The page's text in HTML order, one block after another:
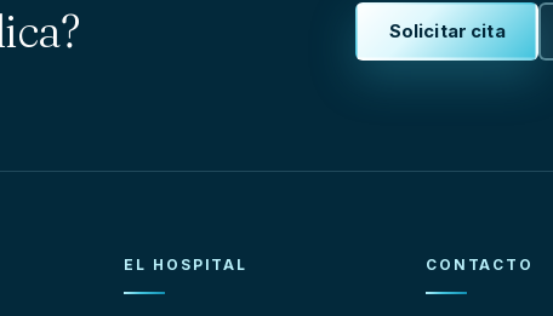
Solicitar cita
EL HOSPITAL CONTACTO